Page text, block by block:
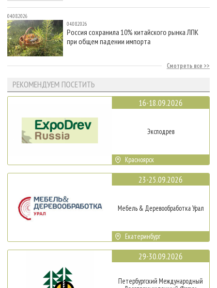
04.08.2026
04.08.2026
Россия сохранила 10% китайского рынка ЛПК
при общем падении импорта
Смотреть все
РЕКОМЕНДУЕМ ПОСЕТИТЬ
16-18.09.2026
Эксподрев
Красноярск
23-25.09.2026
Мебель & Деревообработка Урал
Екатеринбург
29-30.09.2026
Петербургский Международный